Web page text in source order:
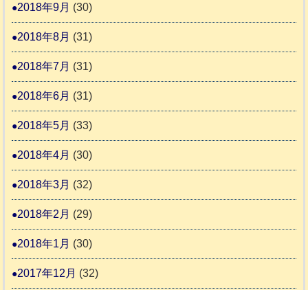
2018年9月 (30)
2018年8月 (31)
2018年7月 (31)
2018年6月 (31)
2018年5月 (33)
2018年4月 (30)
2018年3月 (32)
2018年2月 (29)
2018年1月 (30)
2017年12月 (32)